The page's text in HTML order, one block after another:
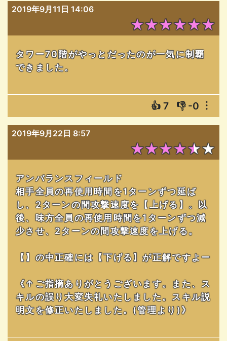
2019年9月11日 14:06
★★★★★★
タワー70階がやっとだったのが一気に制覇
できました。
👍 7 👎 -0 ︙
2019年9月22日 8:57
★★★★★★
アンバランスフィールド
相手全員の再使用時間を1ターンずつ延ば
し、2ターンの間攻撃速度を【上げる】。以
後、味方全員の再使用時間を1ターンずつ減
少させ、2ターンの間攻撃速度を上げる。
【】の中正確には【下げる】が正解ですよー
《↑ご指摘ありがとうございます。また、ス
キルの誤り大変失礼いたしました。スキル説
明文を修正いたしました。(管理より)》